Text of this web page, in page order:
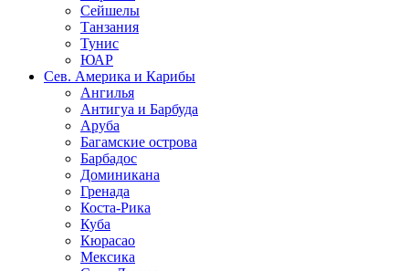
Сейшелы
Танзания
Тунис
ЮАР
Сев. Америка и Карибы
Ангилья
Антигуа и Барбуда
Аруба
Багамские острова
Барбадос
Доминикана
Гренада
Коста-Рика
Куба
Кюрасао
Мексика